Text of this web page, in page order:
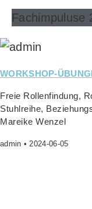
Fachimpuluse
WORKSHOP-
Freie Rol­len­fin­dung,
Stuhl­rei­he,
Marei­ke Wenzel
admin 2024-06-05